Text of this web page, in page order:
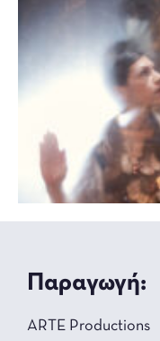
Παραγωγή:
ARTE Productions